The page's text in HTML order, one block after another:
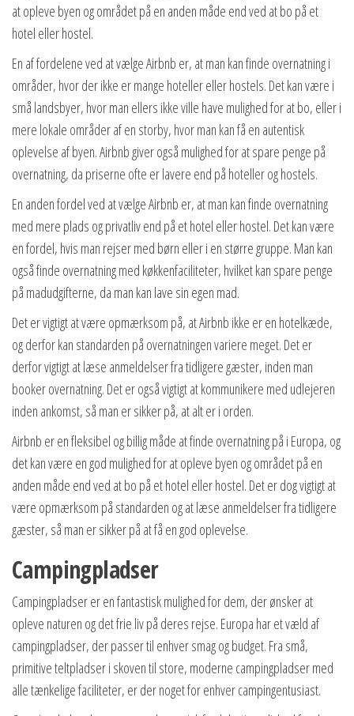
at opleve byen og området på en anden måde end ved at bo på et
hotel eller hostel.
En af fordelene ved at vælge Airbnb er, at man kan finde overnatning i
områder, hvor der ikke er mange hoteller eller hostels. Det kan være i
små landsbyer, hvor man ellers ikke ville have mulighed for at bo, eller i
mere lokale områder af en storby, hvor man kan få en autentisk
oplevelse af byen. Airbnb giver også mulighed for at spare penge på
overnatning, da priserne ofte er lavere end på hoteller og hostels.
En anden fordel ved at vælge Airbnb er, at man kan finde overnatning
med mere plads og privatliv end på et hotel eller hostel. Det kan være
en fordel, hvis man rejser med børn eller i en større gruppe. Man kan
også finde overnatning med køkkenfaciliteter, hvilket kan spare penge
på madudgifterne, da man kan lave sin egen mad.
Det er vigtigt at være opmærksom på, at Airbnb ikke er en hotelkæde,
og derfor kan standarden på overnatningen variere meget. Det er
derfor vigtigt at læse anmeldelser fra tidligere gæster, inden man
booker overnatning. Det er også vigtigt at kommunikere med udlejeren
inden ankomst, så man er sikker på, at alt er i orden.
Airbnb er en fleksibel og billig måde at finde overnatning på i Europa, og
det kan være en god mulighed for at opleve byen og området på en
anden måde end ved at bo på et hotel eller hostel. Det er dog vigtigt at
være opmærksom på standarden og at læse anmeldelser fra tidligere
gæster, så man er sikker på at få en god oplevelse.
Campingpladser
Campingpladser er en fantastisk mulighed for dem, der ønsker at
opleve naturen og det frie liv på deres rejse. Europa har et væld af
campingpladser, der passer til enhver smag og budget. Fra små,
primitive teltpladser i skoven til store, moderne campingpladser med
alle tænkelige faciliteter, er der noget for enhver campingentusiast.